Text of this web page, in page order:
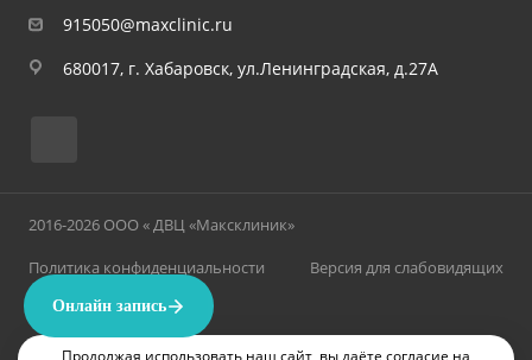
915050@maxclinic.ru
680017, г. Хабаровск, ул.Ленинградская, д.27А
2016-2026 ООО « ДВЦ «Максклиник»
Политика конфиденциальности
Версия для слабовидящих
Продолжая использовать наш сайт, вы даёте согласие на